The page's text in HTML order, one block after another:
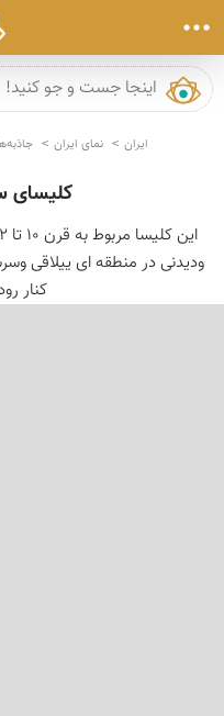
ایران نمای ایران
کلیسای
كنار